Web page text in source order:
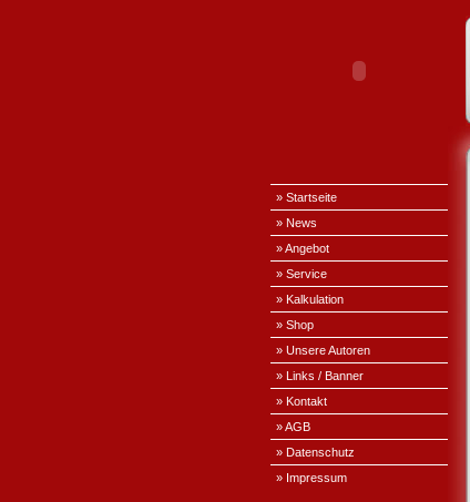
» Startseite
» News
» Angebot
» Service
» Kalkulation
» Shop
» Unsere Autoren
» Links / Banner
» Kontakt
» AGB
» Datenschutz
» Impressum